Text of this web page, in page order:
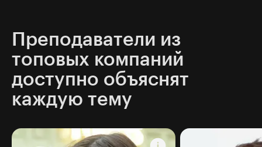
Преподаватели из
топовых компаний
доступно объяснят
каждую тему